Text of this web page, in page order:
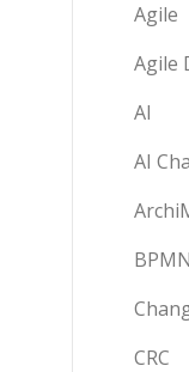
Agile
Agile
AI
AI
BPMN
CRC